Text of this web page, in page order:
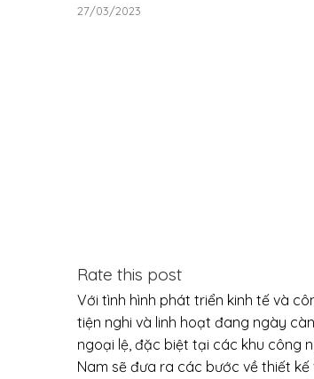
27/03/2023
Rate this post
Với tình hình phát triển kinh tế và
tiện nghi và linh hoạt đang ngày
ngoại lệ, đặc biệt tại các khu công
Nam sẽ đưa ra các bước về thiết